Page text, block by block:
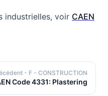
industrielles, voir CAEN
- F - CONSTRUCTION
Code 4331: Plastering